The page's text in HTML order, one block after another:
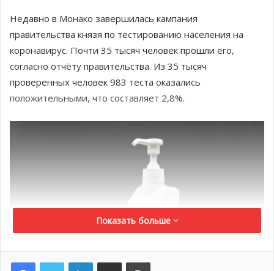
Недавно в Монако завершилась кампания
правительства князя по тестированию населения на
коронавирус. Почти 35 тысяч человек прошли его,
согласно отчёту правительства. Из 35 тысяч
проверенных человек 983 теста оказались
положительными, что составляет 2,8%.
Показать больше
LinkedInПоделиться по электронной почте Распечатать